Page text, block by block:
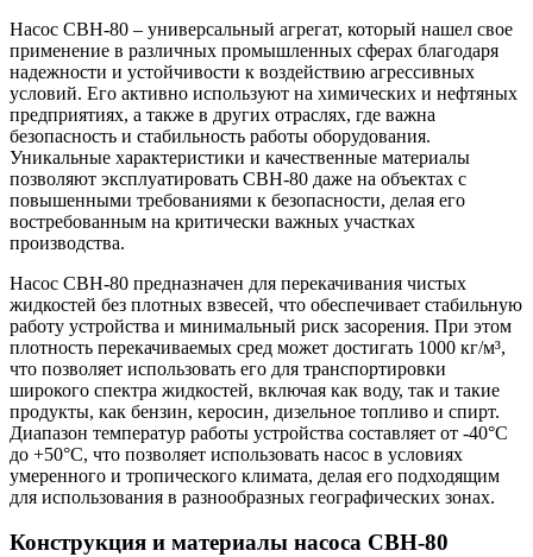
Насос СВН-80 – универсальный агрегат, который нашел свое
применение в различных промышленных сферах благодаря
надежности и устойчивости к воздействию агрессивных
условий. Его активно используют на химических и нефтяных
предприятиях, а также в других отраслях, где важна
безопасность и стабильность работы оборудования.
Уникальные характеристики и качественные материалы
позволяют эксплуатировать СВН-80 даже на объектах с
повышенными требованиями к безопасности, делая его
востребованным на критически важных участках
производства.
Насос СВН-80 предназначен для перекачивания чистых
жидкостей без плотных взвесей, что обеспечивает стабильную
работу устройства и минимальный риск засорения. При этом
плотность перекачиваемых сред может достигать 1000 кг/м³,
что позволяет использовать его для транспортировки
широкого спектра жидкостей, включая как воду, так и такие
продукты, как бензин, керосин, дизельное топливо и спирт.
Диапазон температур работы устройства составляет от -40°С
до +50°С, что позволяет использовать насос в условиях
умеренного и тропического климата, делая его подходящим
для использования в разнообразных географических зонах.
Конструкция и материалы насоса СВН-80